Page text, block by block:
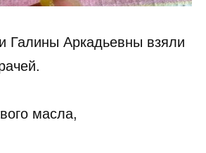
Галины Аркадьевны взяли
масла,